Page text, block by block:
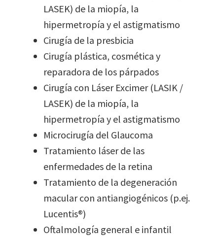
LASEK) de la miopía, la
hipermetropía y el astigmatismo
Cirugía de la presbicia
Cirugía plástica, cosmética y
reparadora de los párpados
Cirugía con Láser Excimer (LASIK /
LASEK) de la miopía, la
hipermetropía y el astigmatismo
Microcirugía del Glaucoma
Tratamiento láser de las
enfermedades de la retina
Tratamiento de la degeneración
macular con antiangiogénicos (p.ej.
Lucentis®)
Oftalmología general e infantil